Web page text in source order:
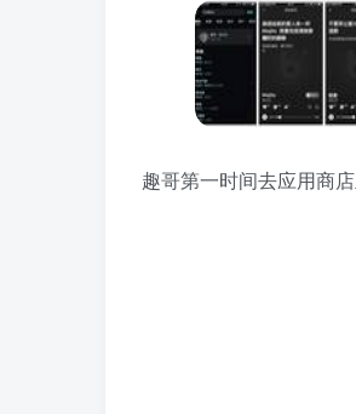
趣哥第一时间去应用商